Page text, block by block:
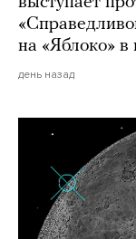
на «Яблоко» в
день назад